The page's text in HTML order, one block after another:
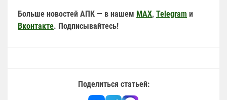
Больше новостей АПК — в нашем MAX, Telegram и
Вконтакте. Подписывайтесь!
Поделиться статьей: